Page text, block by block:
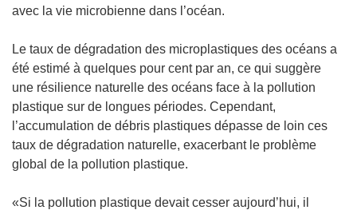
avec la vie microbienne dans l’océan.
Le taux de dégradation des microplastiques des océans a
été estimé à quelques pour cent par an, ce qui suggère
une résilience naturelle des océans face à la pollution
plastique sur de longues périodes. Cependant,
l’accumulation de débris plastiques dépasse de loin ces
taux de dégradation naturelle, exacerbant le problème
global de la pollution plastique.
«Si la pollution plastique devait cesser aujourd’hui, il